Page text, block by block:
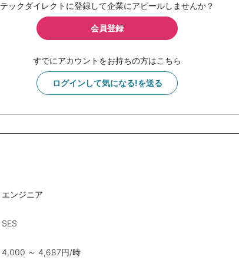
テックダイレクトに登録して企業にアピールしませんか？
会員登録
すでにアカウントをお持ちの方はこちら
ログインして気になる!を送る
エンジニア
SES
4,000 ～ 4,687円/時